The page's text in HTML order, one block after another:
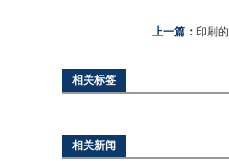
上一篇： 印刷
相关标签
相关新闻